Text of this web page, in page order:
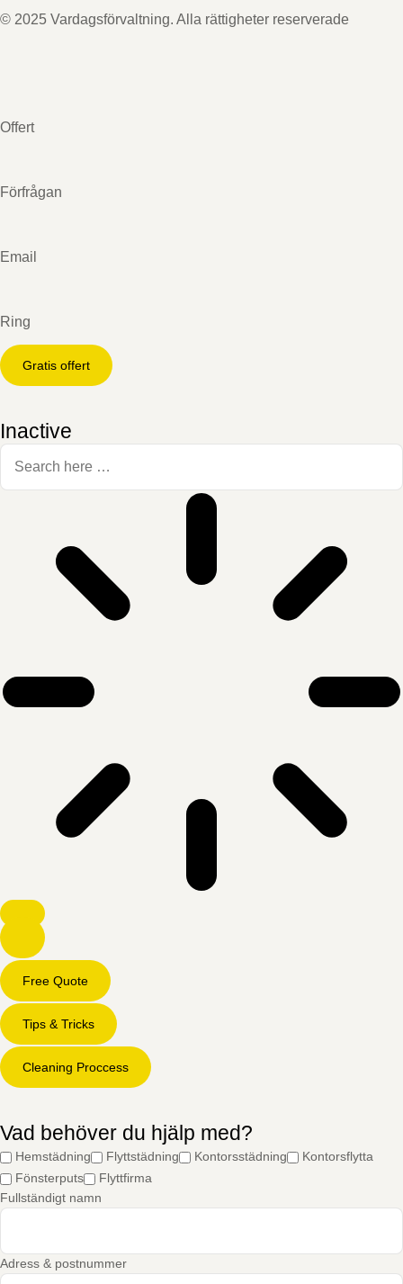
© 2025 Vardagsförvaltning. Alla rättigheter reserverade
Offert
Förfrågan
Email
Ring
Gratis offert
Inactive
Free Quote
Tips & Tricks
Cleaning Proccess
Vad behöver du hjälp med?
Hemstädning Flyttstädning Kontorsstädning
Kontorsflytta
Fönsterputs
Flyttfirma
Fullständigt namn
Adress & postnummer